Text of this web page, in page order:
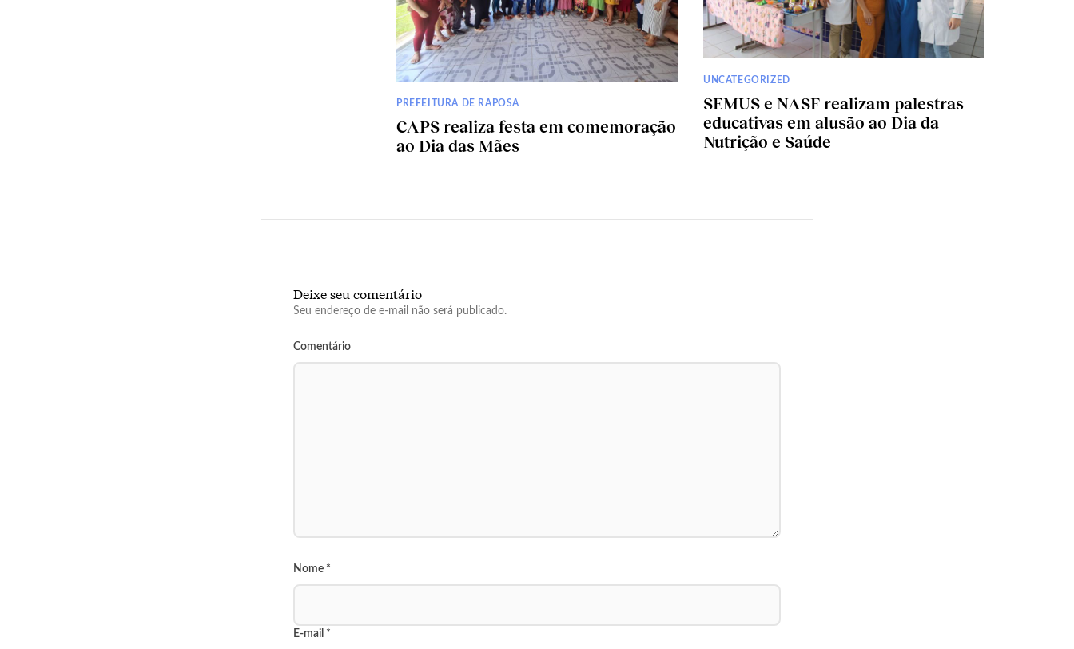
PREFEITURA DE RAPOSA
CAPS realiza festa em comemoração
ao Dia das Mães
UNCATEGORIZED
SEMUS e NASF realizam palestras
educativas em alusão ao Dia da
Nutrição e Saúde
Deixe seu comentário
Seu endereço de e-mail não será publicado.
Comentário
Nome *
E-mail *